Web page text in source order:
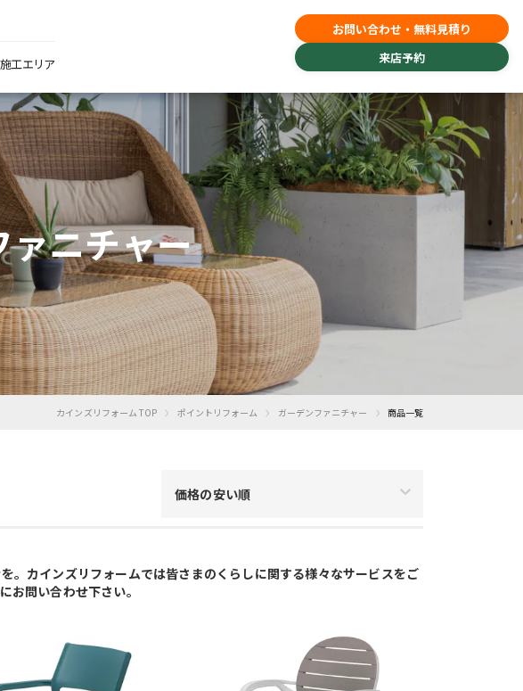
工エリア
お問い合わせ・無料見積り
来店予約
ニチャー
カインズリフォーム TOP › ポイントリフォーム › ガーデンファニチャー › 商品一覧
価格の安い順
。カインズリフォームでは皆さまのくらしに関する様々なサービスをご
お問い合わせ下さい。